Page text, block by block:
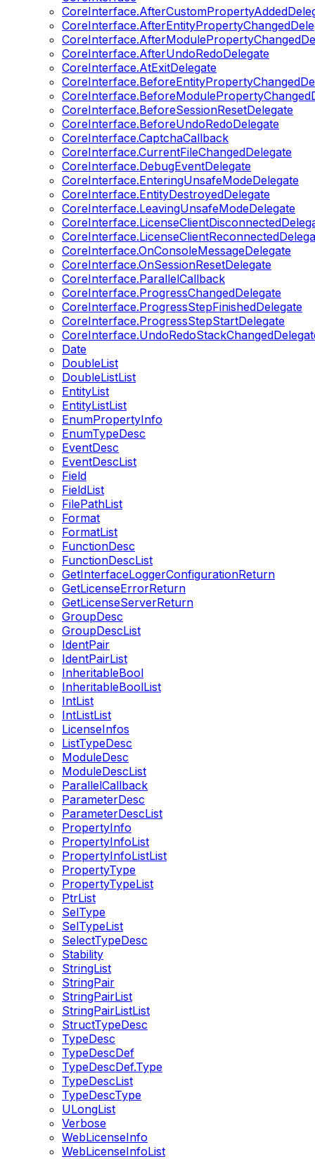
CoreInterface.AfterUndoRedoDelegate
CoreInterface.AtExitDelegate
CoreInterface.BeforeSessionResetDelegate
CoreInterface.BeforeUndoRedoDelegate
CoreInterface.CaptchaCallback
CoreInterface.CurrentFileChangedDelegate
CoreInterface.DebugEventDelegate
CoreInterface.EnteringUnsafeModeDelegate
CoreInterface.EntityDestroyedDelegate
CoreInterface.LeavingUnsafeModeDelegate
CoreInterface.OnConsoleMessageDelegate
CoreInterface.OnSessionResetDelegate
CoreInterface.ParallelCallback
CoreInterface.ProgressChangedDelegate
CoreInterface.ProgressStepFinishedDelegate
CoreInterface.ProgressStepStartDelegate
Date
DoubleList
DoubleListList
EntityList
EntityListList
EnumPropertyInfo
EnumTypeDesc
EventDesc
EventDescList
Field
FieldList
FilePathList
Format
FormatList
FunctionDesc
FunctionDescList
GetInterfaceLoggerConfigurationReturn
GetLicenseErrorReturn
GetLicenseServerReturn
GroupDesc
GroupDescList
IdentPair
IdentPairList
InheritableBool
InheritableBoolList
IntList
IntListList
LicenseInfos
ListTypeDesc
ModuleDesc
ModuleDescList
ParallelCallback
ParameterDesc
ParameterDescList
PropertyInfo
PropertyInfoList
PropertyInfoListList
PropertyType
PropertyTypeList
PtrList
SelType
SelTypeList
SelectTypeDesc
Stability
StringList
StringPair
StringPairList
StringPairListList
StructTypeDesc
TypeDesc
TypeDescDef
TypeDescDef.Type
TypeDescList
TypeDescType
ULongList
Verbose
WebLicenseInfo
WebLicenseInfoList